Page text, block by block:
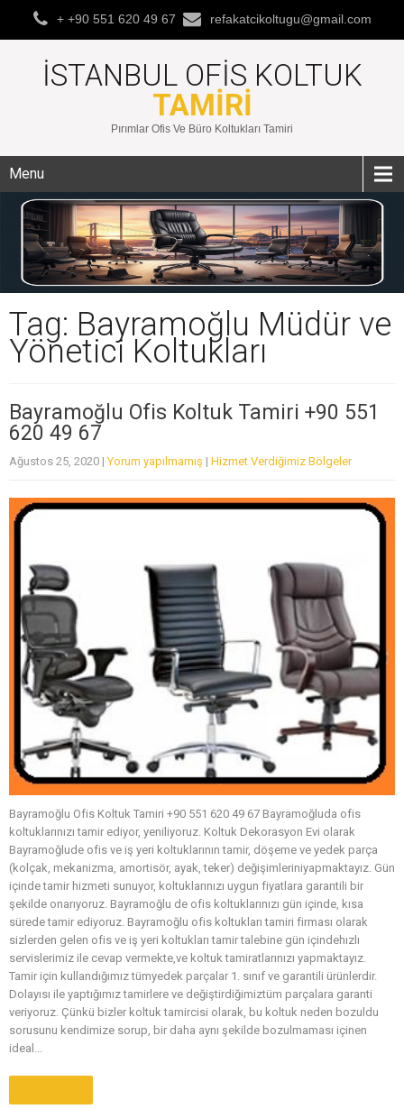
+ +90 551 620 49 67 refakatcikoltugu@gmail.com
İSTANBUL OFIS KOLTUK
TAMIRI
Pırımlar Ofis Ve Büro Koltukları Tamiri
Menu
Tag: Bayramoğlu Müdür ve
Yönetici Koltukları
Bayramoğlu Ofis Koltuk Tamiri +90 551
620 49 67
Ağustos 25, 2020 |Yorum yapılmamış | Hizmet Verdiğimiz Bölgeler
Bayramoğlu Ofis Koltuk Tamiri +90 551 620 49 67 Bayramoğluda ofis
koltuklarınızı tamir ediyor, yeniliyoruz. Koltuk Dekorasyon Evi olarak
Bayramoğlude ofis ve iş yeri koltuklarının tamir, döşeme ve yedek parça
(kolçak, mekanizma, amortisör, ayak, teker) değişimleriniyapmaktayız. Gün
içinde tamir hizmeti sunuyor, koltuklarınızı uygun fiyatlara garantili bir
şekilde onarıyoruz. Bayramoğlu de ofis koltuklarınızı gün içinde, kısa
sürede tamir ediyoruz. Bayramoğlu ofis koltukları tamiri firması olarak
sizlerden gelen ofis ve iş yeri koltukları tamir talebine gün içindehızlı
servislerimiz ile cevap vermekte,ve koltuk tamiratlarınızı yapmaktayız.
Tamir için kullandığımız tümyedek parçalar 1. sınıf ve garantili ürünlerdir.
Dolayısı ile yaptığımız tamirlere ve değiştirdiğimiztüm parçalara garanti
veriyoruz. Çünkü bizler koltuk tamircisi olarak, bu koltuk neden bozuldu
sorusunu kendimize sorup, bir daha aynı şekilde bozulmaması içinen
ideal...